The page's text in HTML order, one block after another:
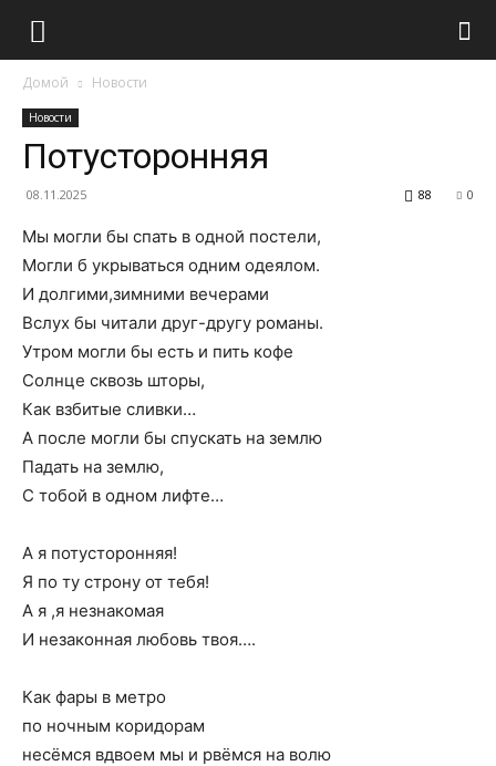
Домой Новости
Новости
Потусторонняя
08.11.2025 0
88
Мы могли бы спать в одной постели,
Могли б укрываться одним одеялом.
И долгими,зимними вечерами
Вслух бы читали друг-другу романы.
Утром могли бы есть и пить кофе
Солнце сквозь шторы,
Как взбитые сливки…
А после могли бы спускать на землю
Падать на землю,
С тобой в одном лифте…
А я потусторонняя!
Я по ту строну от тебя!
А я ,я незнакомая
И незаконная любовь твоя….
Как фары в метро
по ночным коридорам
несёмся вдвоем мы и рвёмся на волю